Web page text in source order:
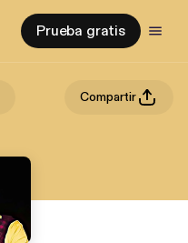
Prueba gratis
Compartir